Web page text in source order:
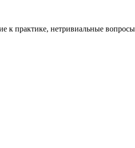
к практике, нетривиальные